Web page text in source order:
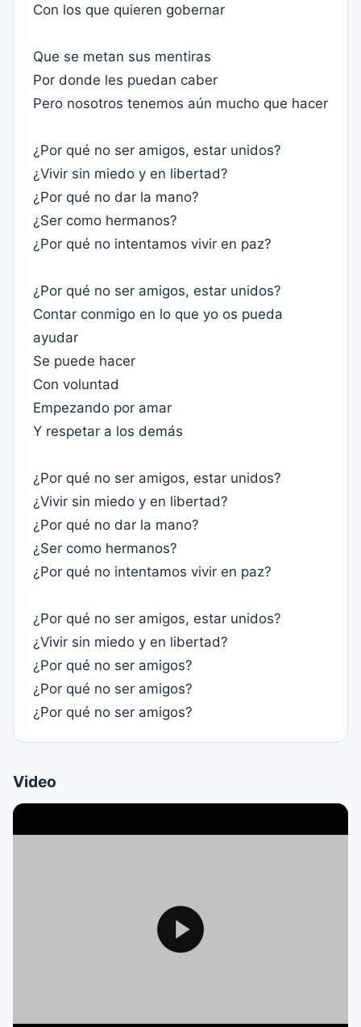
Con los que quieren gobernar
Que se metan sus mentiras
Por donde les puedan caber
Pero nosotros tenemos aún mucho que hacer
¿Por qué no ser amigos, estar unidos?
¿Vivir sin miedo y en libertad?
¿Por qué no dar la mano?
¿Ser como hermanos?
¿Por qué no intentamos vivir en paz?
¿Por qué no ser amigos, estar unidos?
Contar conmigo en lo que yo os pueda
ayudar
Se puede hacer
Con voluntad
Empezando por amar
Y respetar a los demás
¿Por qué no ser amigos, estar unidos?
¿Vivir sin miedo y en libertad?
¿Por qué no dar la mano?
¿Ser como hermanos?
¿Por qué no intentamos vivir en paz?
¿Por qué no ser amigos, estar unidos?
¿Vivir sin miedo y en libertad?
¿Por qué no ser amigos?
¿Por qué no ser amigos?
¿Por qué no ser amigos?
Video